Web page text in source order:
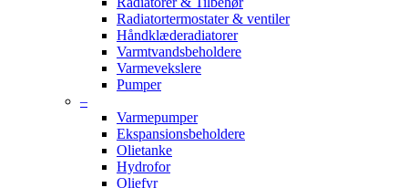
Radiatortermostater & ventiler
Håndklæderadiatorer
Varmtvandsbeholdere
Varmevekslere
Pumper
–
Varmepumper
Ekspansionsbeholdere
Olietanke
Hydrofor
Oliefyr